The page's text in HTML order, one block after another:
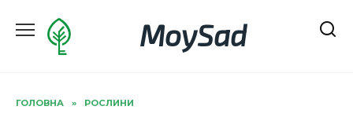
до
MoySad
ГОЛОВНА » РОСЛИНИ